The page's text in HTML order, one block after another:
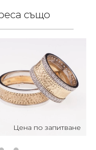
също
Цена по запитване